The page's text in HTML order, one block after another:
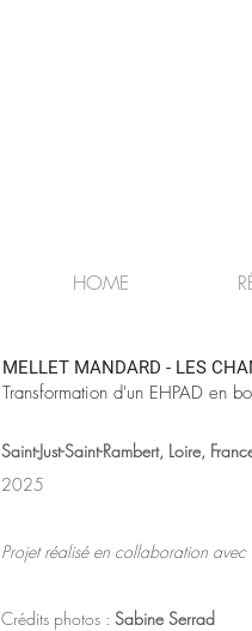
HOME
MELLET MANDARD - LES
Transformation d'un EHPAD en
Saint-Just-Saint-Rambert, Loire,
2025
Projet réalisé en collaboration avec
Crédits photos : Sabine Serrad